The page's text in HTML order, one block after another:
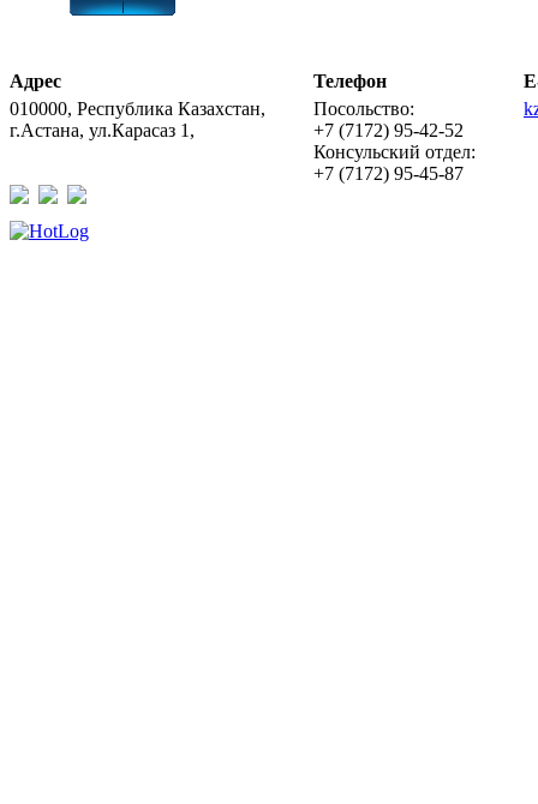
Адрес
010000, Республика Казахстан,
г.Астана, ул.Карасаз 1,
Телефон
Посольство:
+7 (7172) 95-42-52
Консульский отдел:
+7 (7172) 95-45-87